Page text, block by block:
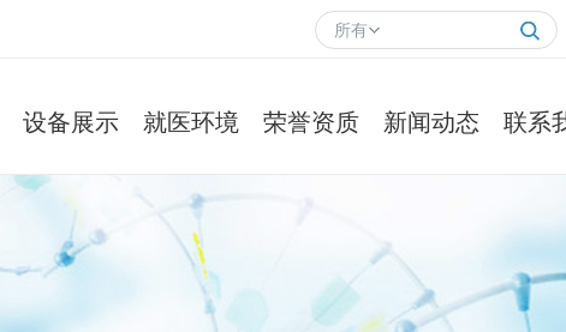
所有
设备展示 就医环境 荣誉资质 新闻动态 联系